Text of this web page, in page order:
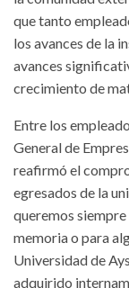
que tanto
los avances de la
avances
crecimiento de
Entre los
General de
reafirmó el
egresados de la
queremos
memoria o para
Universidad de
adquirido